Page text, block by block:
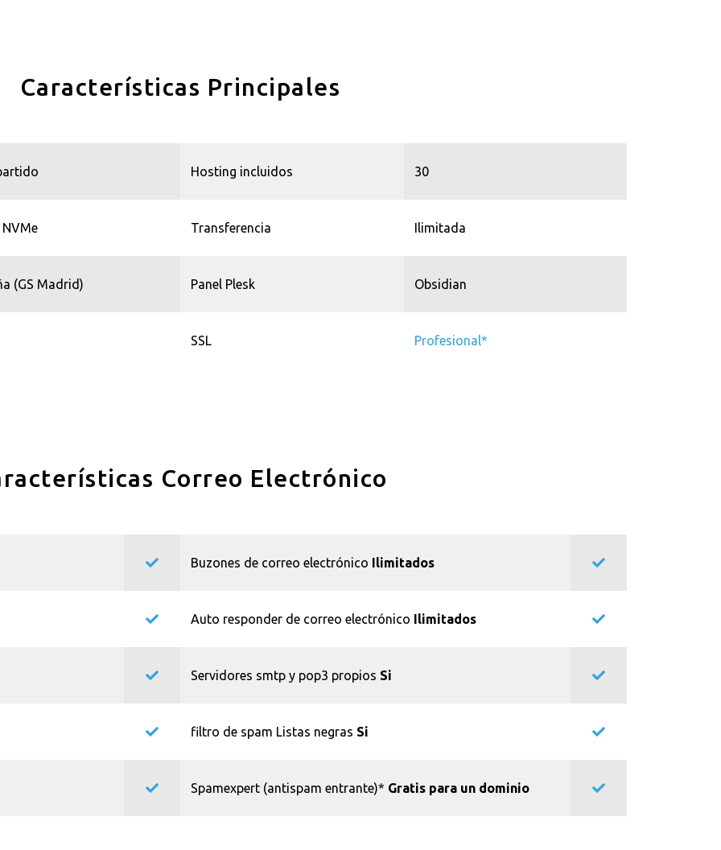
Características Principales
Hosting incluidos 30
NVMe Transferencia Ilimitada
(GS Madrid) Panel Plesk Obsidian
SSL Profesional*
Correo Electrónico
Buzones de correo electrónico Ilimitados
Auto responder de correo electrónico Ilimitados
Servidores smtp y pop3 propios Si
filtro de spam Listas negras Si
Spamexpert (antispam entrante)* Gratis para un dominio